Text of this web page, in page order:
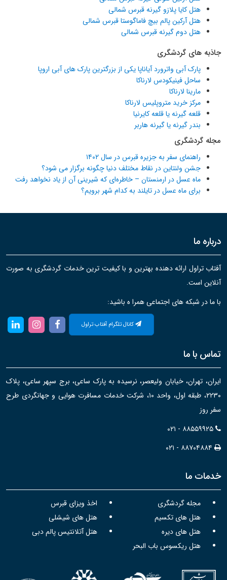
هتل کایا پلازو گیرنه قبرس شمالی
هتل آرکین پالم بیچ فاماگوستا قبرس شمالی
هتل دوم گیرنه قبرس شمالی
جاذبه های گردشگری
پارک آبی واترورد آیاناپا یکی از بزرگترین پارک های آبی اروپا
ساحل فینیکودس لارناکا
مارینا لارناکا
مرکز خرید متروپلیس لارناکا
قلعه گیرنه یا قلعه کایرنیا
بندر گیرنه یا گیرنه هاربر
مجله گردشگری
راهنمای سفر به جزیره قبرس در سال ۱۴۰۲
جشن ولنتاین در نقاط مختلف دنیا چگونه برگزار می شود؟
ماه عسل در ارمنستان – خاطره‌ای که شیرینی آن از یاد نخواهد رفت
برای ماه عسل در تایلند به کدام شهر برویم؟
درباره ما
آفتاب تراول ارائه دهنده بهترین و با کیفیت ترین خدمات گردشگری به صورت
آنلاین است.
با ما در شبکه های اجتماعی همرا ه باشید:
کانال تلگرام آفتاب تراول
تماس با ما
ایران، تهران، خیابان ولیعصر، نرسیده به پارک ساعی، برج سپهر ساعی، پلاک
۲۲۳۰، طبقه اول، واحد ۱۰، شرکت خدمات مسافرت هوایی و جهانگردی طرح
سفر روز
۰۲۱ - ۸۸۵۵۹۹۲۵
۰۲۱ - ۸۸۷۰۴۸۸۴
خدمات ما
مجله گردشگری
اخذ ویزای قبرس
هتل های تکسیم
هتل های شیشلی
هتل های دیره
هتل آتلانتیس پالم دبی
هتل ریکسوس باب البحر